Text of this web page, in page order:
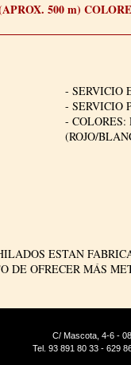
500 m)
- SERVICIO
- SERVICIO
- COLORES:
(ROJO/
ESTAN
DE OFRECER MÁS
C/ Mascota, 4-6 -
Tel. 93 891 80 33 - 629